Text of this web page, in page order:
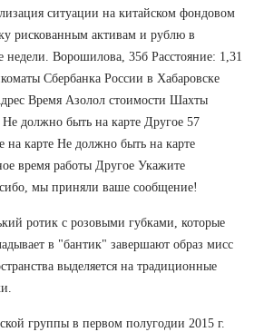
ситуации на китайском фондовом
рискованным активам и рублю в
Ворошилова, 35б Расстояние: 1,31
Сбербанка России в Хабаровске
Время Азолол стоимости Шахты
должно быть на карте Другое 57
на карте Не должно быть на карте
время работы Другое Укажите
мы приняли ваше сообщение!
ротик с розовыми губками, которые
в "бантик" завершают образ мисс
выделяется на традиционные
группы в первом полугодии 2015 г.